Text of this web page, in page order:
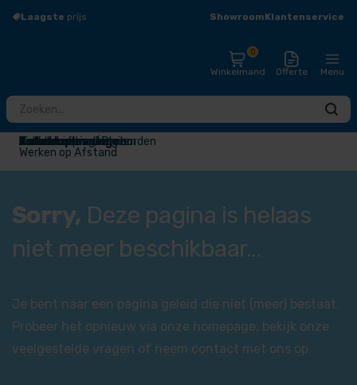
Laagste prijs Grootassortiment
ShowroomKlantenservice
Winkelmand
0
Offerte Menu
Totaaloplossingen
Touchscreens / Digiborden
Presentatieschermen
Audio
Draadloos presenteren
Videoconferentie
Narrowcasting
Accessoires
Outlet
Werken op Afstand
Sorry, Deze pagina is helaas
niet meer beschikbaar…
Je bent naar een pagina geleid die niet (meer) bestaat.
Probeer het opnieuw via onze homepage, bekijk onze
veelgestelde vragen of neem contact met ons op.